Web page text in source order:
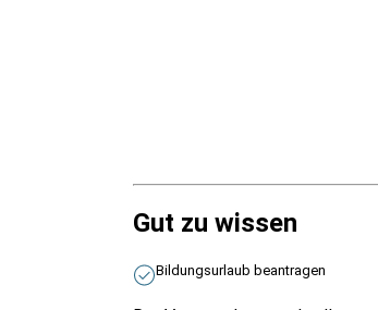
Gut zu wissen
Bildungsurlaub beantragen